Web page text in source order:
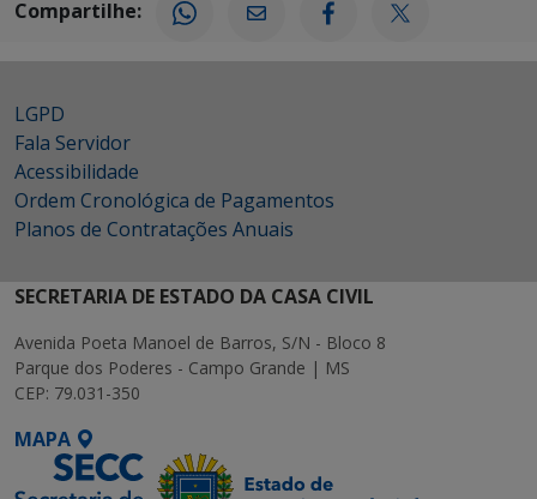
Compartilhe:
LGPD
Fala Servidor
Acessibilidade
Ordem Cronológica de Pagamentos
Planos de Contratações Anuais
SECRETARIA DE ESTADO DA CASA CIVIL
Avenida Poeta Manoel de Barros, S/N - Bloco 8
Parque dos Poderes - Campo Grande | MS
CEP: 79.031-350
MAPA